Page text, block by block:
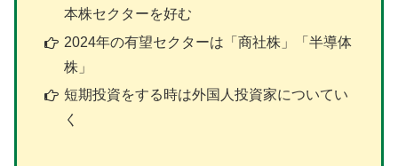
本株セクターを好む
2024年の有望セクターは「商社株」「半導体
株」
短期投資をする時は外国人投資家についてい
く